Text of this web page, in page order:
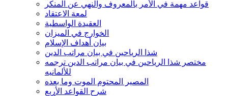
قواعد مهمة في الأمر بالمعروف والنهي عن المنكر
لمعة الاعتقاد
العقيدة الواسطية
الخوارج في الميزان
بيان أهداف الإسلام
شذا الرياحين في بيان مراتب الدين
مختصر شذا الرياحين في بيان مراتب الدين ترجمه
للألمانيه
المصير المحتوم الموت وما بعده
شرح القواعد الأربع